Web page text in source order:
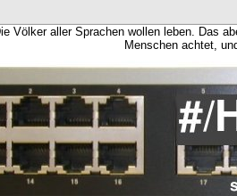
Völker aller Sprachen wollen leben. Das
Menschen achtet,